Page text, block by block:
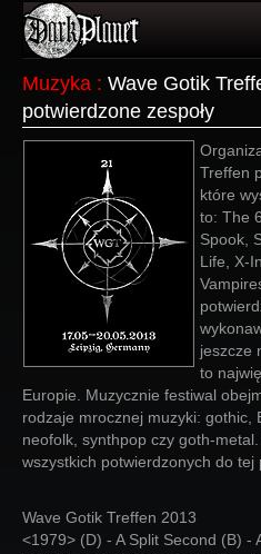
Użytkownicy
Galeria
Forum
Więcej
Login
Muzyka : Wave Gotik
potwierdzone zespoły
Treffen
które
to: The
Spook,
Life, X-
jeszcze
to
Europie. Muzycznie festiwal
rodzaje mrocznej muzyki: gothic,
neofolk, synthpop czy goth-
wszystkich potwierdzonych do tej
Wave Gotik Treffen 2013
<1979> (D) - A Split Second (B) -